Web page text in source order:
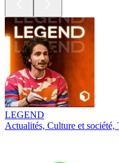
LEGEND
Actualités, Culture et société,